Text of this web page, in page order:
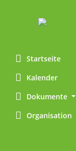
Startseite
Kalender
Dokumente
Organisation